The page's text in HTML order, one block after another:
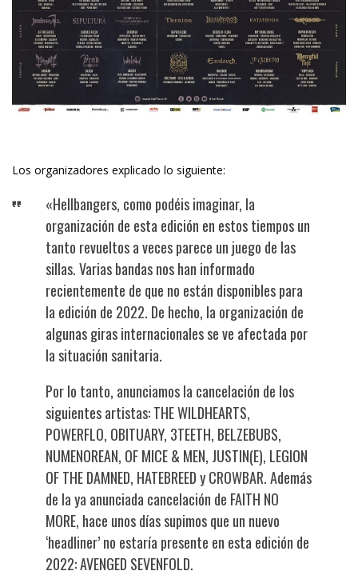
Los organizadores explicado lo siguiente:
«Hellbangers, como podéis imaginar, la
organización de esta edición en estos tiempos un
tanto revueltos a veces parece un juego de las
sillas. Varias bandas nos han informado
recientemente de que no están disponibles para
la edición de 2022. De hecho, la organización de
algunas giras internacionales se ve afectada por
la situación sanitaria.
Por lo tanto, anunciamos la cancelación de los
siguientes artistas: THE WILDHEARTS,
POWERFLO, OBITUARY, 3TEETH, BELZEBUBS,
NUMENOREAN, OF MICE & MEN, JUSTIN(E), LEGION
OF THE DAMNED, HATEBREED y CROWBAR. Además
de la ya anunciada cancelación de FAITH NO
MORE, hace unos días supimos que un nuevo
‘headliner’ no estaría presente en esta edición de
2022: AVENGED SEVENFOLD.